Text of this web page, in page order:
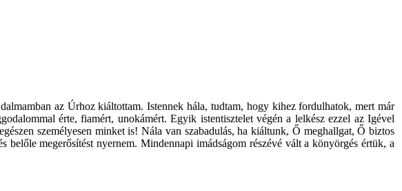
az Úrhoz kiáltottam. Istennek hála, tudtam, hogy kihez fordulhatok, mert már
érte, fiamért, unokámért. Egyik istentisztelet végén a lelkész ezzel az Igével
személyesen minket is! Nála van szabadulás, ha kiáltunk, Ő meghallgat, Ő biztos
belőle megerősítést nyernem. Mindennapi imádságom részévé vált a könyörgés értük, a